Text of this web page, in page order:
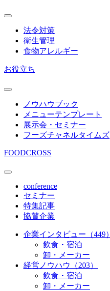
法令対策
衛生管理
食物アレルギー
お役立ち
ノウハウブック
メニューテンプレート
展示会・セミナー
フーズチャネルタイムズ
FOODCROSS
conference
セミナー
特集記事
協賛企業
企業インタビュー（449）
飲食・宿泊
卸・メーカー
経営ノウハウ（203）
飲食・宿泊
卸・メーカー